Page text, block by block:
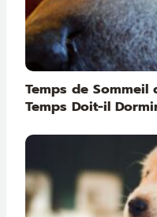
Temps de Sommeil
Temps Doit-il